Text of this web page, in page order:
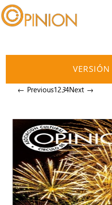
← Previous1234Next →